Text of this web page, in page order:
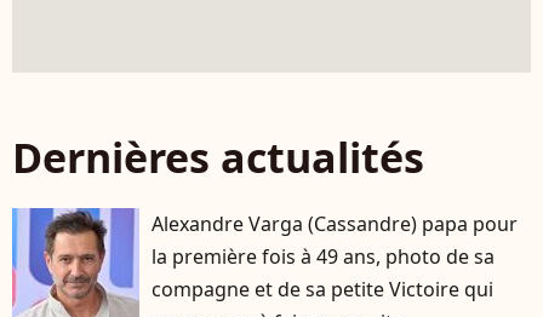
Dernières actualités
Alexandre Varga (Cassandre) papa pour
la première fois à 49 ans, photo de sa
compagne et de sa petite Victoire qui